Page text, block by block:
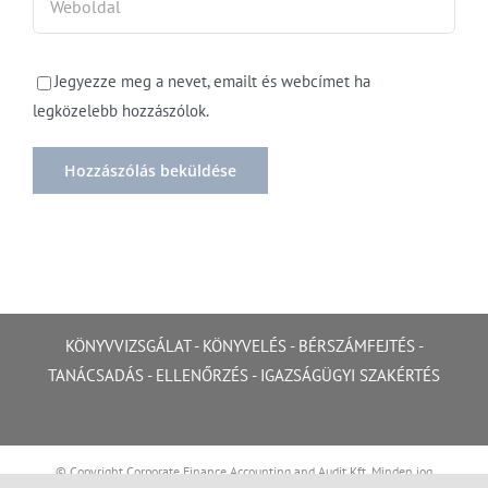
Jegyezze meg a nevet, emailt és webcímet ha
legközelebb hozzászólok.
KÖNYVVIZSGÁLAT- KÖNYVELÉS- BÉRSZÁMFEJTÉS-
TANÁCSADÁS - ELLENŐRZÉS - IGAZSÁGÜGYI SZAKÉRTÉS
© Copyright Corporate Finance Accounting and Audit Kft. Minden jog